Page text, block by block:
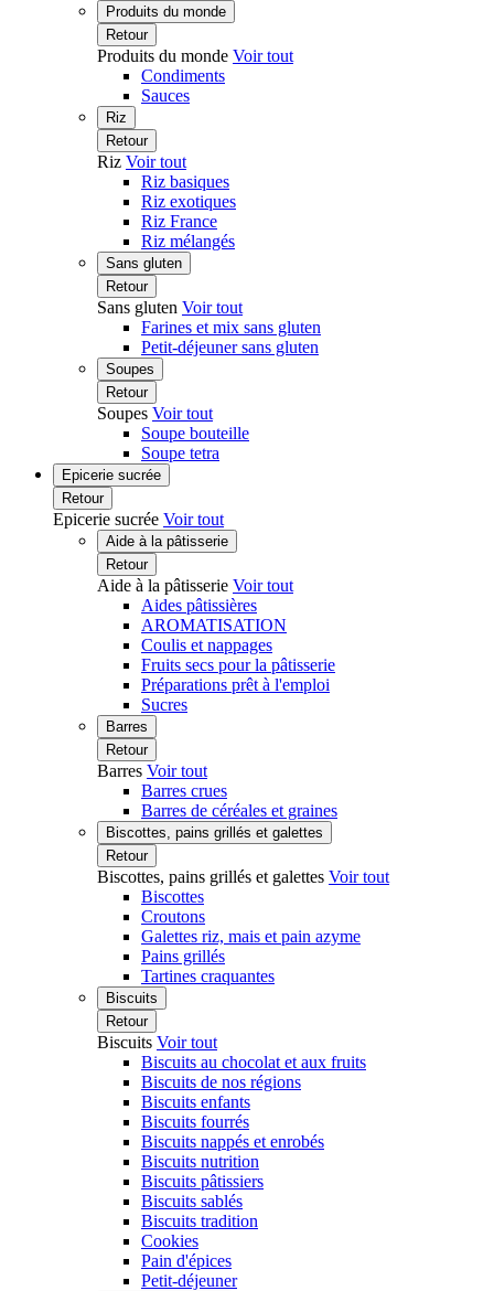
Produits du monde
Retour
Produits du monde Voir tout
Condiments
Sauces
Riz
Retour
Riz Voir tout
Riz basiques
Riz exotiques
Riz France
Riz mélangés
Sans gluten
Retour
Sans gluten Voir tout
Farines et mix sans gluten
Petit-déjeuner sans gluten
Soupes
Retour
Soupes Voir tout
Soupe bouteille
Soupe tetra
Epicerie sucrée
Retour
Epicerie sucrée Voir tout
Aide à la pâtisserie
Retour
Aide à la pâtisserie Voir tout
Aides pâtissières
AROMATISATION
Coulis et nappages
Fruits secs pour la pâtisserie
Préparations prêt à l'emploi
Sucres
Barres
Retour
Barres Voir tout
Barres crues
Barres de céréales et graines
Biscottes, pains grillés et galettes
Retour
Biscottes, pains grillés et galettes Voir tout
Biscottes
Croutons
Galettes riz, mais et pain azyme
Pains grillés
Tartines craquantes
Biscuits
Retour
Biscuits Voir tout
Biscuits au chocolat et aux fruits
Biscuits de nos régions
Biscuits enfants
Biscuits fourrés
Biscuits nappés et enrobés
Biscuits nutrition
Biscuits pâtissiers
Biscuits sablés
Biscuits tradition
Cookies
Pain d'épices
Petit-déjeuner